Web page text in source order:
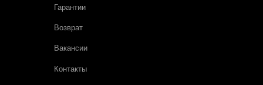
Гарантии
Возврат
Вакансии
Контакты